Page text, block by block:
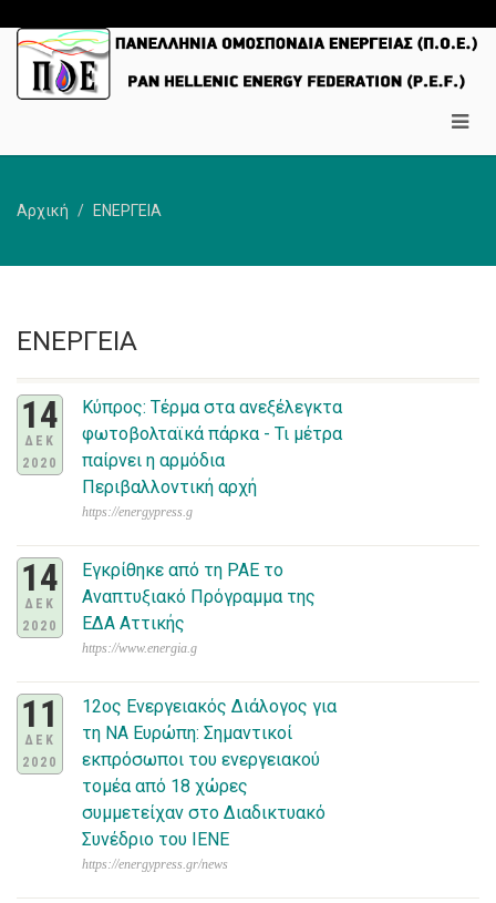
Αρχική ΕΝΕΡΓΕΙΑ
ΕΝΕΡΓΕΙΑ
14
ΔΕΚ
2020
Κύπρος: Τέρμα στα ανεξέλεγκτα
φωτοβολταϊκά πάρκα - Τι μέτρα
παίρνει η αρμόδια
Περιβαλλοντική αρχή
https://energypress.g
14
ΔΕΚ
2020
Εγκρίθηκε από τη ΡΑΕ το
Αναπτυξιακό Πρόγραμμα της
ΕΔΑ Αττικής
https://www.energia.g
11
ΔΕΚ
2020
12ος Ενεργειακός Διάλογος για
τη ΝΑ Ευρώπη: Σημαντικοί
εκπρόσωποι του ενεργειακού
τομέα από 18 χώρες
συμμετείχαν στο Διαδικτυακό
Συνέδριο του ΙΕΝΕ
https://energypress.gr/news